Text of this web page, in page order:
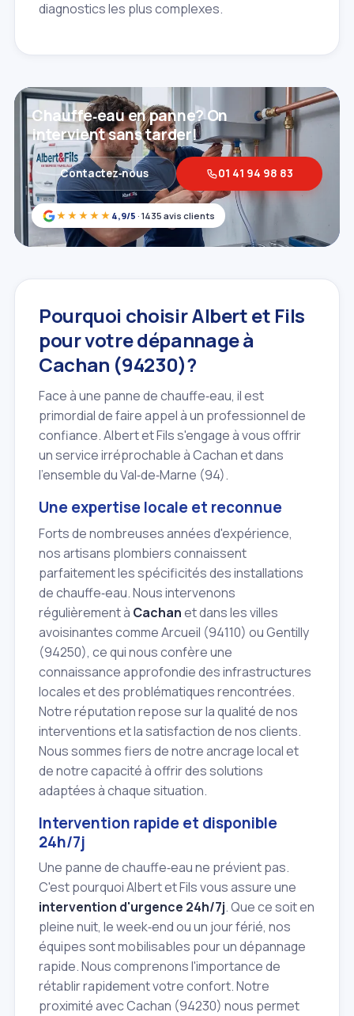
diagnostics les plus complexes.
★★★★★ 4,9/5 · 1435 avis clients
Chauffe‑eau en panne? On
intervient sans tarder!
Contactez‑nous 01 41 94 98 83
Pourquoi choisir Albert et Fils
pour votre dépannage à
Cachan (94230)?
Face à une panne de chauffe‑eau, il est
primordial de faire appel à un professionnel de
confiance. Albert et Fils s'engage à vous offrir
un service irréprochable à Cachan et dans
l'ensemble du Val‑de‑Marne (94).
Une expertise locale et reconnue
Forts de nombreuses années d'expérience,
nos artisans plombiers connaissent
parfaitement les spécificités des installations
de chauffe‑eau. Nous intervenons
régulièrement à Cachanet dans les villes
avoisinantes comme Arcueil (94110) ou Gentilly
(94250), ce qui nous confère une
connaissance approfondie des infrastructures
locales et des problématiques rencontrées.
Notre réputation repose sur la qualité de nos
interventions et la satisfaction de nos clients.
Nous sommes fiers de notre ancrage local et
de notre capacité à offrir des solutions
adaptées à chaque situation.
Intervention rapide et disponible
24h/7j
Une panne de chauffe‑eau ne prévient pas.
C'est pourquoi Albert et Fils vous assure une
intervention d'urgence 24h/7j. Que ce soit en
pleine nuit, le week‑end ou un jour férié, nos
équipes sont mobilisables pour un dépannage
rapide. Nous comprenons l'importance de
rétablir rapidement votre confort. Notre
proximité avec Cachan (94230) nous permet